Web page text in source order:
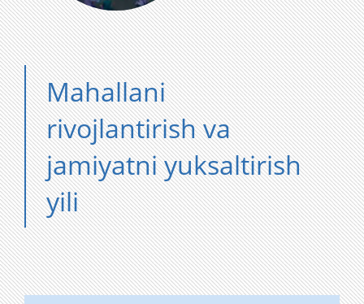
Mahallani
rivojlantirish va
jamiyatni yuksaltirish
yili